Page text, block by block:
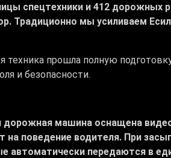
спецтехники и 412 дорожных
Традиционно мы усиливаем
техника прошла полную
и безопасности.
дорожная машина оснащена
на поведение водителя. При
автоматически передаются в